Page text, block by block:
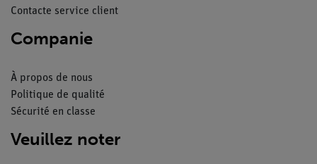
Contacte service client
Companie
À propos de nous
Politique de qualité
Sécurité en classe
Veuillez noter